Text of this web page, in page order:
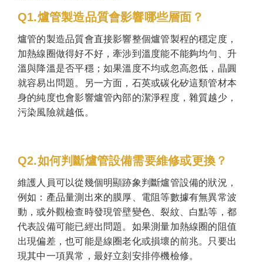
Q1.爐管製造品質會影響哪些層面？
爐管的製造品質會直接影響整個爐管製程的穩定度，
加熱線圈做得好不好，牽涉到溫度能不能夠均勻、升
溫與降溫是否平穩；如果溫度不均或忽高忽低，晶圓
就容易出問題。另一方面，石英或碳化矽這類管材本
身的純度也會影響爐管內部的潔淨程度，雜質越少，
污染風險就越低。
Q2.如何判斷爐管設備需要維修或更換？
維護人員可以從幾個明顯跡象判斷爐管設備的狀況，
例如：產品量測出來的膜厚、電阻等數據有無異常波
動，或外觀檢查時發現管壁變色、裂紋、白點等，都
代表設備可能已經出問題。如果測量加熱線圈的阻值
出現偏差，也可能是線圈老化或損壞的前兆。只要出
現其中一項異常，最好立刻安排停機檢修。